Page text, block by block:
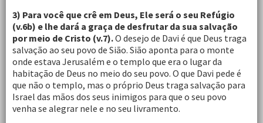
3) Para você que crê em Deus, Ele será o seu Refúgio
(v.6b) e lhe dará a graça de desfrutar da sua salvação
por meio de Cristo (v.7).O desejo de Davi é que Deus traga
salvação ao seu povo de Sião. Sião aponta para o monte
onde estava Jerusalém e o templo que era o lugar da
habitação de Deus no meio do seu povo. O que Davi pede é
que não o templo, mas o próprio Deus traga salvação para
Israel das mãos dos seus inimigos para que o seu povo
venha se alegrar nele e no seu livramento.